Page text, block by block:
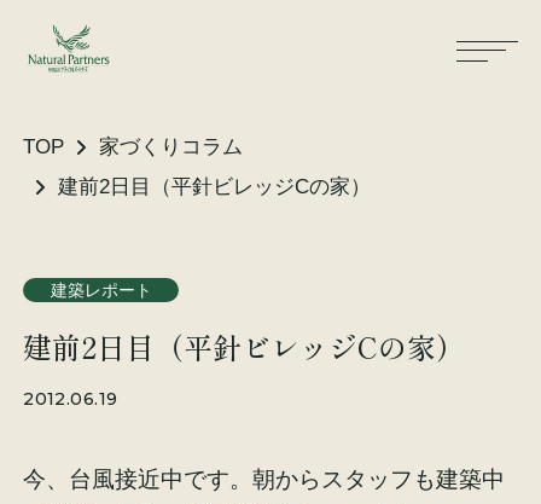
TOP
家づくりコラム
建前2日目（平針ビレッジCの家）
建築レポート
建前2日目（平針ビレッジCの家）
2012.06.19
今、台風接近中です。朝からスタッフも建築中
大工が建てる家